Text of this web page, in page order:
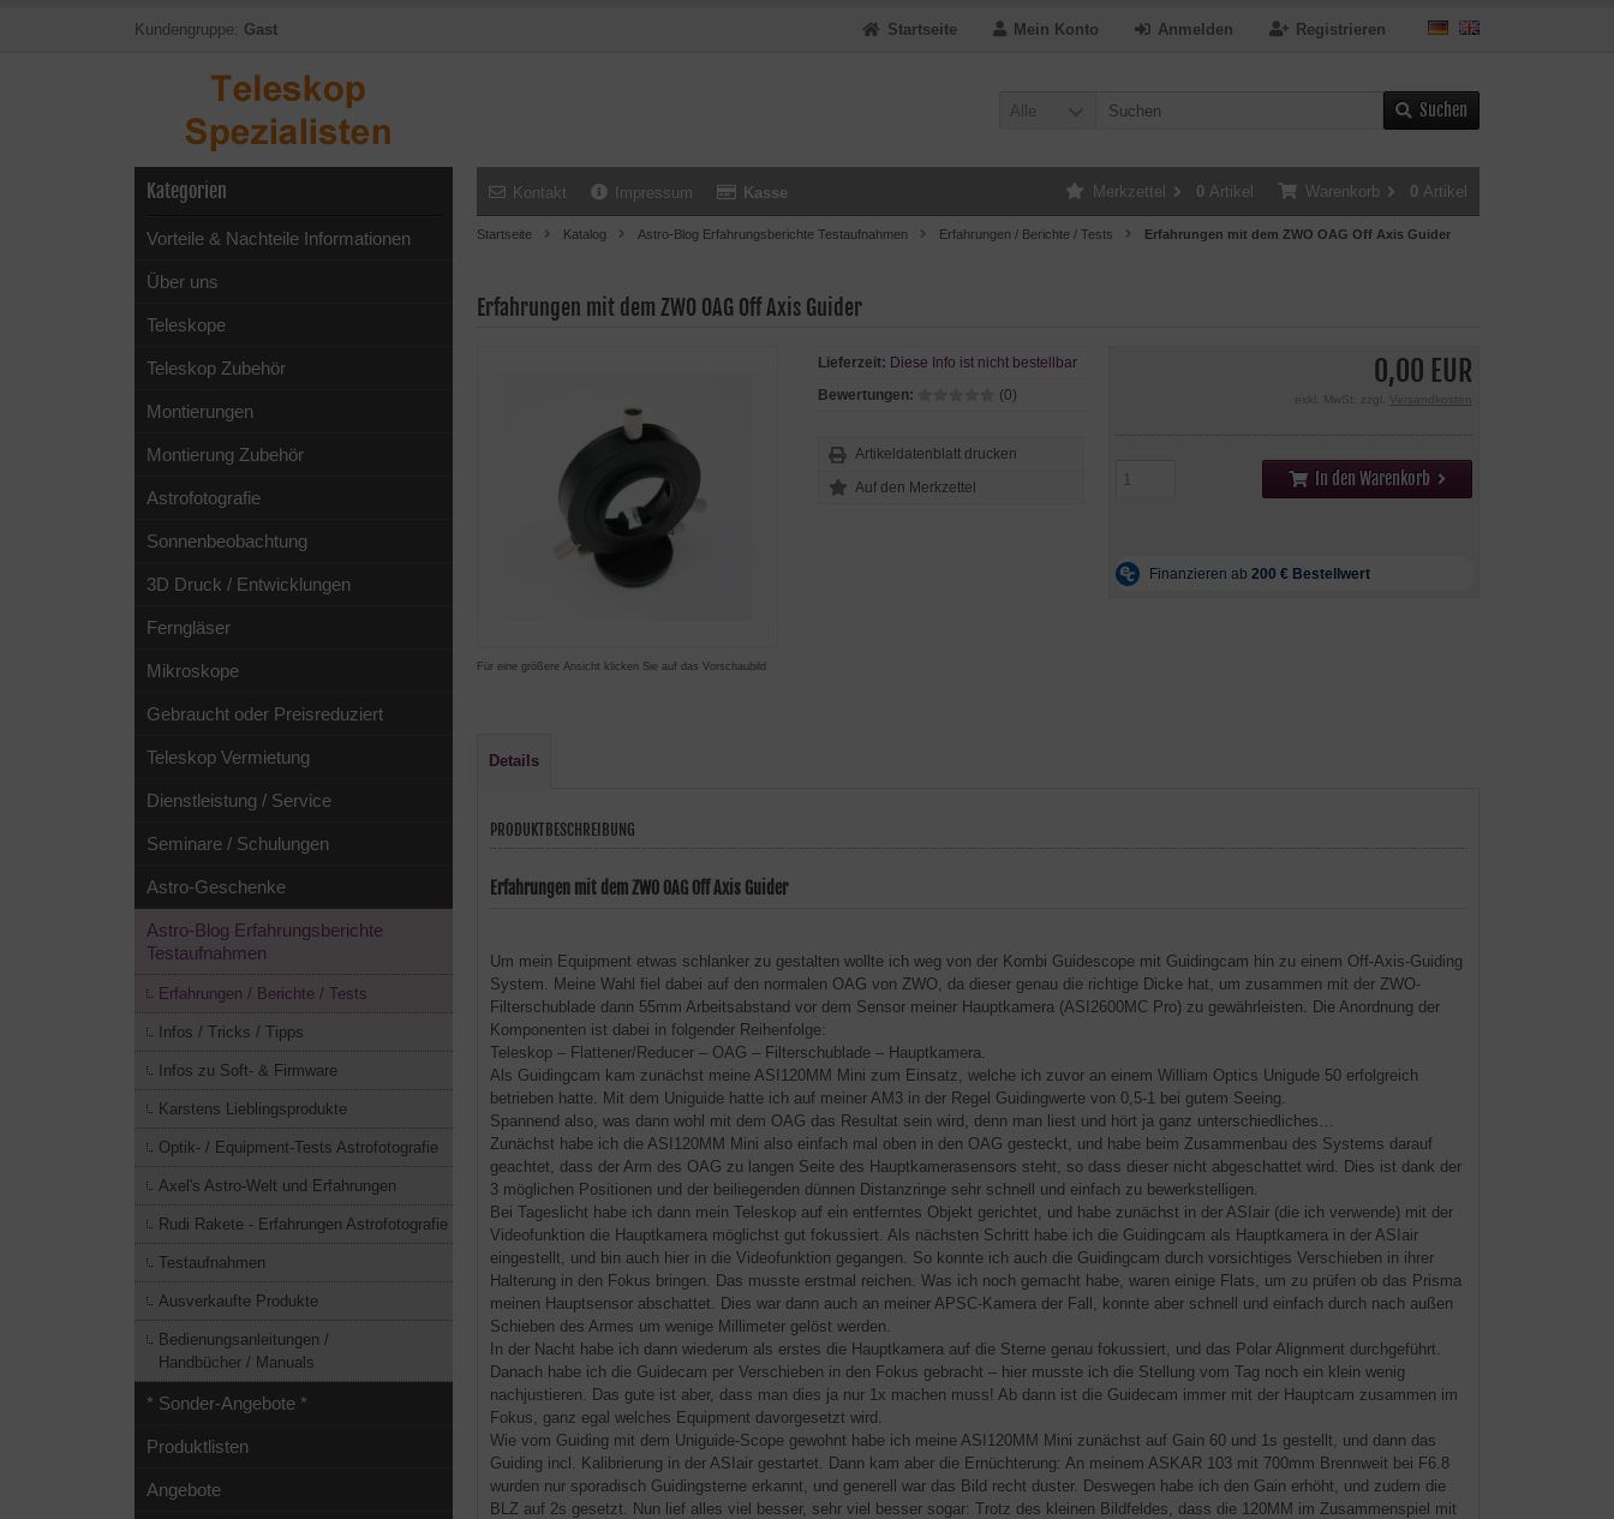
Kundengruppe: Gast Registrieren
Anmelden
Mein Konto
Startseite
Alle Suchen
Kontakt Impressum Kasse Warenkorb 0 Artikel
Merkzettel 0 Artikel
Startseite Katalog Astro-Blog Erfahrungsberichte Testaufnahmen Erfahrungen / Berichte / Tests Erfahrungen mit dem ZWO OAG Off Axis Guider
Erfahrungen mit dem ZWO OAG Off Axis Guider
Für eine größere Ansicht klicken Sie auf das Vorschaubild
0,00 EUR
exkl. MwSt. zzgl. Versandkosten
In den Warenkorb
Lieferzeit: Diese Info ist nicht bestellbar
Bewertungen:
(0)
Artikeldatenblatt drucken
Details
PRODUKTBESCHREIBUNG
Erfahrungen mit dem ZWO OAG Off Axis Guider
Um mein Equipment etwas schlanker zu gestalten wollte ich weg von der Kombi Guidescope mit Guidingcam hin zu einem Off-Axis-Guiding
System. Meine Wahl fiel dabei auf den normalen OAG von ZWO, da dieser genau die richtige Dicke hat, um zusammen mit der ZWO-
Filterschublade dann 55mm Arbeitsabstand vor dem Sensor meiner Hauptkamera (ASI2600MC Pro) zu gewährleisten. Die Anordnung der
Komponenten ist dabei in folgender Reihenfolge:
Teleskop – Flattener/Reducer – OAG – Filterschublade – Hauptkamera.
Als Guidingcam kam zunächst meine ASI120MM Mini zum Einsatz, welche ich zuvor an einem William Optics Unigude 50 erfolgreich
betrieben hatte. Mit dem Uniguide hatte ich auf meiner AM3 in der Regel Guidingwerte von 0,5-1 bei gutem Seeing.
Spannend also, was dann wohl mit dem OAG das Resultat sein wird, denn man liest und hört ja ganz unterschiedliches…
Zunächst habe ich die ASI120MM Mini also einfach mal oben in den OAG gesteckt, und habe beim Zusammenbau des Systems darauf
geachtet, dass der Arm des OAG zu langen Seite des Hauptkamerasensors steht, so dass dieser nicht abgeschattet wird. Dies ist dank der
3 möglichen Positionen und der beiliegenden dünnen Distanzringe sehr schnell und einfach zu bewerkstelligen.
Bei Tageslicht habe ich dann mein Teleskop auf ein entferntes Objekt gerichtet, und habe zunächst in der ASIair (die ich verwende) mit der
Videofunktion die Hauptkamera möglichst gut fokussiert. Als nächsten Schritt habe ich die Guidingcam als Hauptkamera in der ASIair
eingestellt, und bin auch hier in die Videofunktion gegangen. So konnte ich auch die Guidingcam durch vorsichtiges Verschieben in ihrer
Halterung in den Fokus bringen. Das musste erstmal reichen. Was ich noch gemacht habe, waren einige Flats, um zu prüfen ob das Prisma
meinen Hauptsensor abschattet. Dies war dann auch an meiner APSC-Kamera der Fall, konnte aber schnell und einfach durch nach außen
Schieben des Armes um wenige Millimeter gelöst werden.
In der Nacht habe ich dann wiederum als erstes die Hauptkamera auf die Sterne genau fokussiert, und das Polar Alignment durchgeführt.
Danach habe ich die Guidecam per Verschieben in den Fokus gebracht – hier musste ich die Stellung vom Tag noch ein klein wenig
nachjustieren. Das gute ist aber, dass man dies ja nur 1x machen muss! Ab dann ist die Guidecam immer mit der Hauptcam zusammen im
Fokus, ganz egal welches Equipment davorgesetzt wird.
Wie vom Guiding mit dem Uniguide-Scope gewohnt habe ich meine ASI120MM Mini zunächst auf Gain 60 und 1s gestellt, und dann das
Guiding incl. Kalibrierung in der ASIair gestartet. Dann kam aber die Ernüchterung: An meinem ASKAR 103 mit 700mm Brennweit bei F6.8
wurden nur sporadisch Guidingsterne erkannt, und generell war das Bild recht duster. Deswegen habe ich den Gain erhöht, und zudem die
BLZ auf 2s gesetzt. Nun lief alles viel besser, sehr viel besser sogar: Trotz des kleinen Bildfeldes, dass die 120MM im Zusammenspiel mit
Kategorien
Vorteile & Nachteile Informationen
Über uns
Teleskope
Teleskop Zubehör
Montierungen
Montierung Zubehör
Astrofotografie
Sonnenbeobachtung
3D Druck / Entwicklungen
Ferngläser
Mikroskope
Gebraucht oder Preisreduziert
Teleskop Vermietung
Dienstleistung / Service
Seminare / Schulungen
Astro-Geschenke
Astro-Blog Erfahrungsberichte
Testaufnahmen
Erfahrungen / Berichte / Tests
Infos / Tricks / Tipps
Infos zu Soft- & Firmware
Karstens Lieblingsprodukte
Optik- / Equipment-Tests Astrofotografie
Axel's Astro-Welt und Erfahrungen
Rudi Rakete - Erfahrungen Astrofotografie
Testaufnahmen
Ausverkaufte Produkte
Bedienungsanleitungen /
Handbücher / Manuals
* Sonder-Angebote *
Produktlisten
Angebote